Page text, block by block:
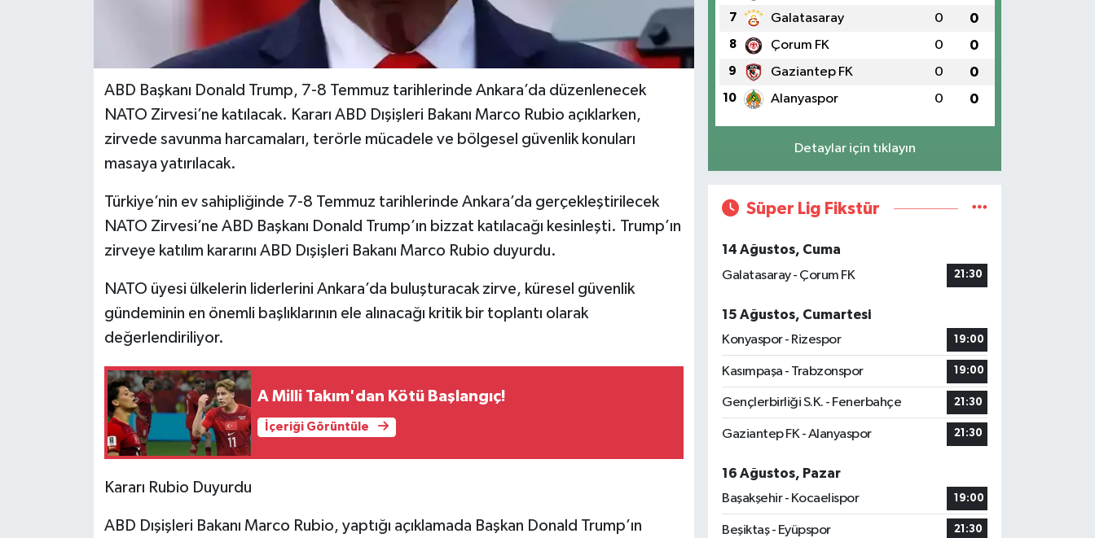
ABD Başkanı Donald Trump, 7-8 Temmuz tarihlerinde Ankara’da düzenlenecek
NATO Zirvesi’ne katılacak. Kararı ABD Dışişleri Bakanı Marco Rubio açıklarken,
zirvede savunma harcamaları, terörle mücadele ve bölgesel güvenlik konuları
masaya yatırılacak.
Türkiye’nin ev sahipliğinde 7-8 Temmuz tarihlerinde Ankara’da gerçekleştirilecek
NATO Zirvesi’ne ABD Başkanı Donald Trump’ın bizzat katılacağı kesinleşti. Trump’ın
zirveye katılım kararını ABD Dışişleri Bakanı Marco Rubio duyurdu.
NATO üyesi ülkelerin liderlerini Ankara’da buluşturacak zirve, küresel güvenlik
gündeminin en önemli başlıklarının ele alınacağı kritik bir toplantı olarak
değerlendiriliyor.
A Milli Takım'dan Kötü Başlangıç!
İçeriği Görüntüle
Kararı Rubio Duyurdu
ABD Dışişleri Bakanı Marco Rubio, yaptığı açıklamada Başkan Donald Trump’ın
7 Galatasaray 0 0
8 Çorum FK 0 0
9 Gaziantep FK 0 0
10 Alanyaspor 0 0
Detaylar için tıklayın
Süper Lig Fikstür
14 Ağustos, Cuma
Galatasaray - Çorum FK
21:30
15 Ağustos, Cumartesi
Konyaspor - Rizespor
19:00
Kasımpaşa - Trabzonspor 19:00
Gençlerbirliği S.K. - Fenerbahçe 21:30
Gaziantep FK - Alanyaspor 21:30
16 Ağustos, Pazar
Başakşehir - Kocaelispor
19:00
Beşiktaş - Eyüpspor 21:30